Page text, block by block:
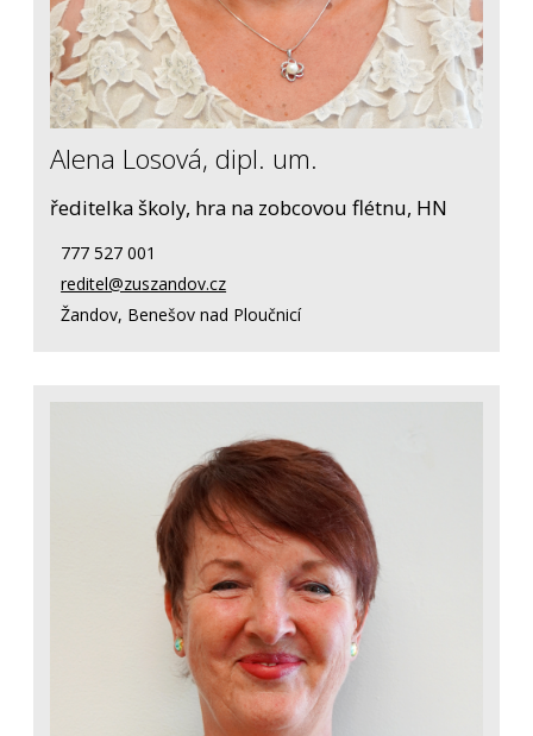
Alena Losová, dipl. um.
ředitelka školy, hra na zobcovou flétnu, HN
777 527 001
reditel@zuszandov.cz
Žandov, Benešov nad Ploučnicí